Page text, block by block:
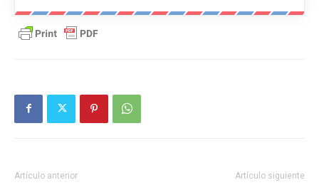
Artículo anterior Artículo siguiente